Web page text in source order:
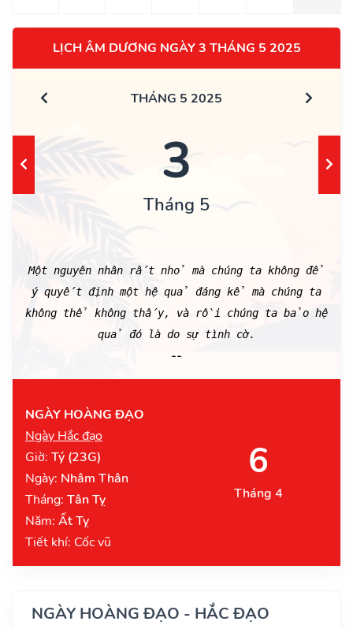
LỊCH ÂM DƯƠNG NGÀY 3 THÁNG 5 2025
THÁNG 5 2025
3
Tháng 5
Một nguyên nhân rất nhỏ mà chúng ta không để
ý quyết định một hệ quả đáng kể mà chúng ta
không thể không thấy, và rồi chúng ta bảo hệ
quả đó là do sự tình cờ.
--
NGÀY HOÀNG ĐẠO
Ngày Hắc đạo
Giờ: Tý (23G)
Ngày: Nhâm Thân
Tháng: Tân Tỵ
Năm: Ất Tỵ
Tiết khí: Cốc vũ
6
Tháng 4
NGÀY HOÀNG ĐẠO - HẮC ĐẠO